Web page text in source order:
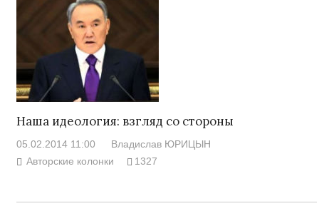
Наша идеология: взгляд со стороны
05.02.2014 11:00
Владислав ЮРИЦЫН
Авторские колонки
1327